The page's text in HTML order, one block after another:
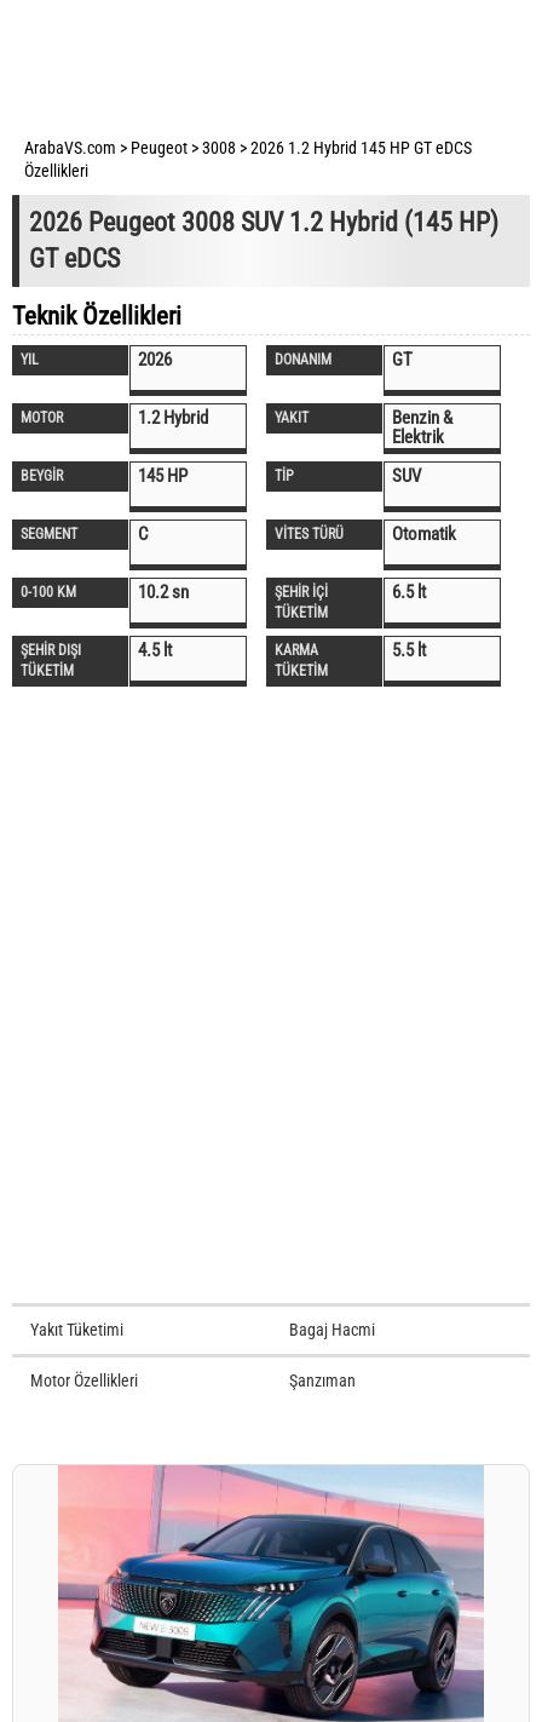
ArabaVS.com > Peugeot >3008 >2026 1.2 Hybrid 145 HP GT eDCS
Özellikleri
2026 Peugeot 3008 SUV 1.2 Hybrid (145 HP)
GT eDCS
Teknik Özellikleri
YIL 2026 DONANIM GT
MOTOR 1.2 Hybrid YAKIT
Benzin &
Elektrik
BEYGİR 145 HP TİP SUV
SEGMENT C VİTES TÜRÜ Otomatik
0-100 KM 10.2 sn
ŞEHİR İÇİ
TÜKETİM
6.5 lt
ŞEHİR DIŞI
TÜKETİM
4.5 lt
KARMA
TÜKETİM
5.5 lt
Yakıt Tüketimi Bagaj Hacmi
Motor Özellikleri Şanzıman